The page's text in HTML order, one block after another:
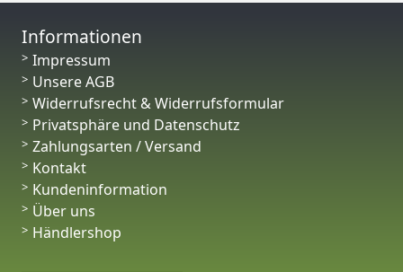
Informationen
Impressum
Unsere AGB
Widerrufsrecht & Widerrufsformular
Privatsphäre und Datenschutz
Zahlungsarten / Versand
Kontakt
Kundeninformation
Über uns
Händlershop